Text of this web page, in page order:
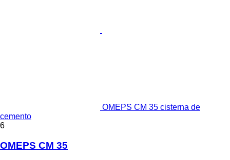
OMEPS CM 35 cisterna de
cemento
6
OMEPS CM 35